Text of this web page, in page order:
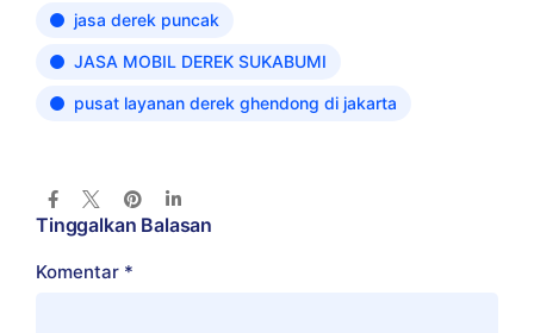
jasa derek puncak
JASA MOBIL DEREK SUKABUMI
pusat layanan derek ghendong di jakarta
Tinggalkan Balasan
Komentar *